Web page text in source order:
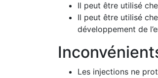
Il peut être utilisé
Il peut être utilisé
développement de
Les injections ne